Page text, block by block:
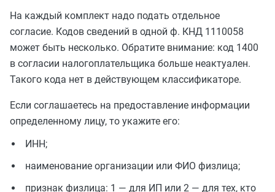
На каждый комплект надо подать отдельное
согласие. Кодов сведений в одной ф. КНД 1110058
может быть несколько. Обратите внимание: код 1400
в согласии налогоплательщика больше неактуален.
Такого кода нет в действующем классификаторе.
Если соглашаетесь на предоставление информации
определенному лицу, то укажите его:
ИНН;
наименование организации или ФИО физлица;
признак физлица: 1 — для ИП или 2 — для тех, кто